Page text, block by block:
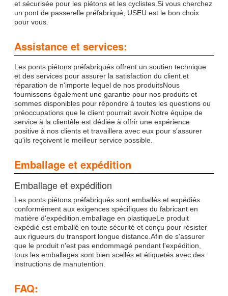
et sécurisée pour les piétons et les cyclistes.Si vous cherchez
un pont de passerelle préfabriqué, USEU est le bon choix
pour vous.
Assistance et services:
Les ponts piétons préfabriqués offrent un soutien technique
et des services pour assurer la satisfaction du client.et
réparation de n'importe lequel de nos produitsNous
fournissons également une garantie pour nos produits et
sommes disponibles pour répondre à toutes les questions ou
préoccupations que le client pourrait avoir.Notre équipe de
service à la clientèle est dédiée à offrir une expérience
positive à nos clients et travaillera avec eux pour s'assurer
qu'ils reçoivent le meilleur service possible.
Emballage et expédition
Emballage et expédition
Les ponts piétons préfabriqués sont emballés et expédiés
conformément aux exigences spécifiques du fabricant en
matière d'expédition.emballage en plastiqueLe produit
expédié est emballé en toute sécurité et conçu pour résister
aux rigueurs du transport longue distance.Afin de s'assurer
que le produit n'est pas endommagé pendant l'expédition,
tous les emballages sont bien scellés et étiquetés avec des
instructions de manutention.
FAQ: